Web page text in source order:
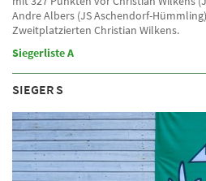
Andre Albers (JS Aschendorf-
Zweitplatzierten Christian Wilkens.
Siegerliste A
SIEGER S